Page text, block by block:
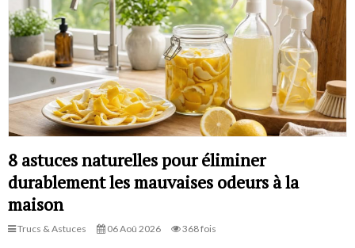
8 astuces naturelles pour éliminer
durablement les mauvaises odeurs à la
maison
Trucs & Astuces 06 Aoû 2026 368 fois